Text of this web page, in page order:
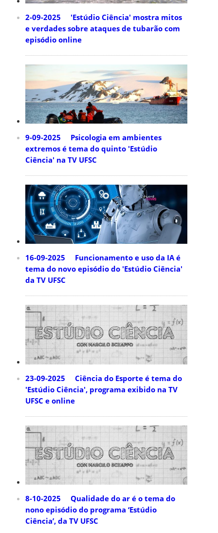
2-09-2025 'Estúdio Ciência' mostra mitos
e verdades sobre ataques de tubarão com
episódio online
9-09-2025 Psicologia em ambientes
extremos é tema do quinto 'Estúdio
Ciência' na TV UFSC
16-09-2025 Funcionamento e uso da IA é
tema do novo episódio do 'Estúdio Ciência'
da TV UFSC
23-09-2025 Ciência do Esporte é tema do
'Estúdio Ciência', programa exibido na TV
UFSC e online
8-10-2025 Qualidade do ar é o tema do
nono episódio do programa ‘Estúdio
Ciência’, da TV UFSC